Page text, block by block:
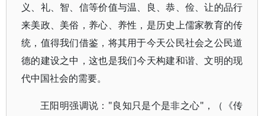
义、礼、智、信等价值与温、良、恭、俭、让的品行
来美政、美俗，养心、养性，是历史上儒家教育的传
统，值得我们借鉴，将其用于今天公民社会之公民道
德的建设之中，这也是我们今天构建和谐、文明的现
代中国社会的需要。
王阳明强调说："良知只是个是非之心"，（《传